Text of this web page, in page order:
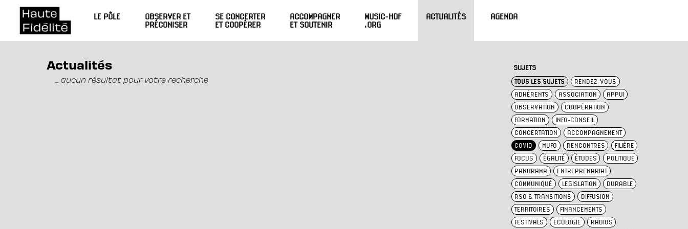
LE PÔLE
OBSERVER ET
PRÉCONISER
SE CONCERTER
ET COOPÉRER
ACCOMPAGNER
ET SOUTENIR
MUSIC-HDF
.ORG
ACTUALITÉS AGENDA
Actualités
... aucun résultat pour votre recherche
SUJETS
TOUS LES SUJETS
RENDEZ-VOUS
ADHÉRENTS
ASSOCIATION
APPUI
OBSERVATION
COOPÉRATION
FORMATION
INFO-CONSEIL
CONCERTATION
ACCOMPAGNEMENT
COVID
MUFO RENCONTRES
FILIÈRE
FOCUS
ÉGALITÉ ÉTUDES
POLITIQUE
PANORAMA
ENTREPRENARIAT
COMMUNIQUÉ
LEGISLATION
DURABLE
RSO & TRANSITIONS
DIFFUSION
TERRITOIRES
FINANCEMENTS
FESTIVALS
ECOLOGIE
RADIOS